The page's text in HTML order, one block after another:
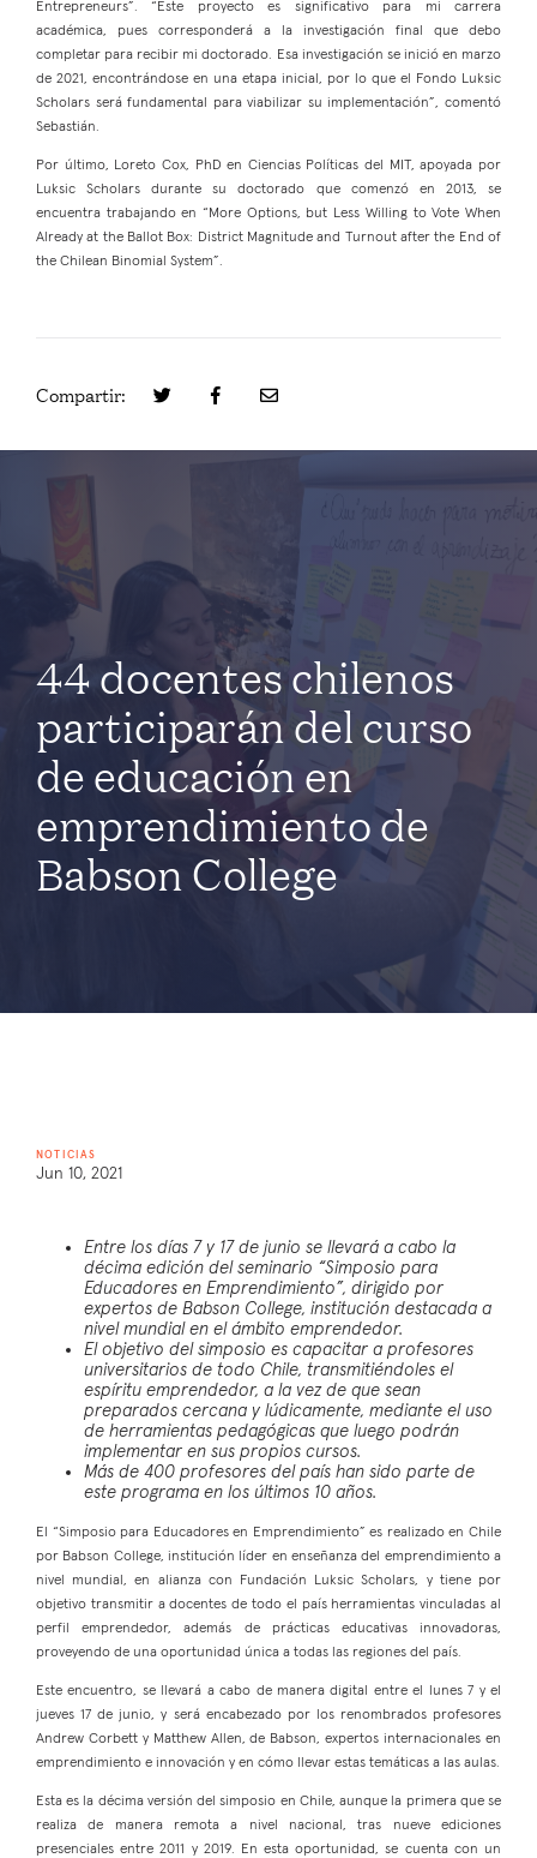
Entrepreneurs”. “Este proyecto es significativo para mi carrera
académica, pues corresponderá a la investigación final que debo
completar para recibir mi doctorado. Esa investigación se inició en marzo
de 2021, encontrándose en una etapa inicial, por lo que el Fondo Luksic
Scholars será fundamental para viabilizar su implementación”, comentó
Sebastián.
Por último, Loreto Cox, PhD en Ciencias Políticas del MIT, apoyada por
Luksic Scholars durante su doctorado que comenzó en 2013, se
encuentra trabajando en “More Options, but Less Willing to Vote When
Already at the Ballot Box: District Magnitude and Turnout after the End of
the Chilean Binomial System”.
Compartir:
44 docentes chilenos
participarán del curso
de educación en
emprendimiento de
Babson College
NOTICIAS
Jun 10, 2021
Entre los días 7 y 17 de junio se llevará a cabo la
décima edición del seminario “Simposio para
Educadores en Emprendimiento”, dirigido por
expertos de Babson College, institución destacada a
nivel mundial en el ámbito emprendedor.
El objetivo del simposio es capacitar a profesores
universitarios de todo Chile, transmitiéndoles el
espíritu emprendedor, a la vez de que sean
preparados cercana y lúdicamente, mediante el uso
de herramientas pedagógicas que luego podrán
implementar en sus propios cursos.
Más de 400 profesores del país han sido parte de
este programa en los últimos 10 años.
El “Simposio para Educadores en Emprendimiento” es realizado en Chile
por Babson College, institución líder en enseñanza del emprendimiento a
nivel mundial, en alianza con Fundación Luksic Scholars, y tiene por
objetivo transmitir a docentes de todo el país herramientas vinculadas al
perfil emprendedor, además de prácticas educativas innovadoras,
proveyendo de una oportunidad única a todas las regiones del país.
Este encuentro, se llevará a cabo de manera digital entre el lunes 7 y el
jueves 17 de junio, y será encabezado por los renombrados profesores
Andrew Corbett y Matthew Allen, de Babson, expertos internacionales en
emprendimiento e innovación y en cómo llevar estas temáticas a las aulas.
Esta es la décima versión del simposio en Chile, aunque la primera que se
realiza de manera remota a nivel nacional, tras nueve ediciones
presenciales entre 2011 y 2019. En esta oportunidad, se cuenta con un